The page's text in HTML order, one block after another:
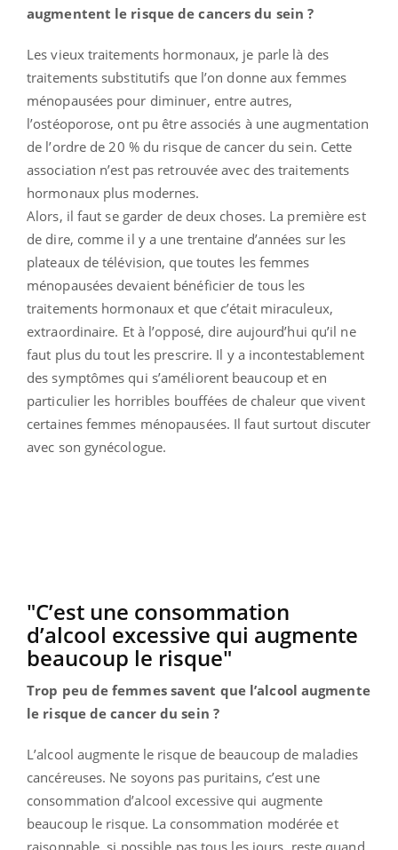
augmentent le risque de cancers du sein ?
Les vieux traitements hormonaux, je parle là des
traitements substitutifs que l’on donne aux femmes
ménopausées pour diminuer, entre autres,
l’ostéoporose, ont pu être associés à une augmentation
de l’ordre de 20 % du risque de cancer du sein. Cette
association n’est pas retrouvée avec des traitements
hormonaux plus modernes.
Alors, il faut se garder de deux choses. La première est
de dire, comme il y a une trentaine d’années sur les
plateaux de télévision, que toutes les femmes
ménopausées devaient bénéficier de tous les
traitements hormonaux et que c’était miraculeux,
extraordinaire. Et à l’opposé, dire aujourd’hui qu’il ne
faut plus du tout les prescrire. Il y a incontestablement
des symptômes qui s’améliorent beaucoup et en
particulier les horribles bouffées de chaleur que vivent
certaines femmes ménopausées. Il faut surtout discuter
avec son gynécologue.
"C’est une consommation
d’alcool excessive qui augmente
beaucoup le risque"
Trop peu de femmes savent que l’alcool augmente
le risque de cancer du sein ?
L’alcool augmente le risque de beaucoup de maladies
cancéreuses. Ne soyons pas puritains, c’est une
consommation d’alcool excessive qui augmente
beaucoup le risque. La consommation modérée et
raisonnable, si possible pas tous les jours, reste quand